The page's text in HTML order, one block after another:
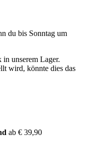
du bis Sonntag um
unserem Lager.
wird, könnte dies das
ab € 39,90